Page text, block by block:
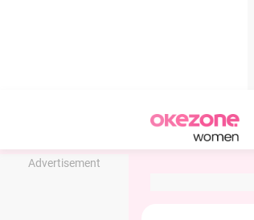
Advertisement